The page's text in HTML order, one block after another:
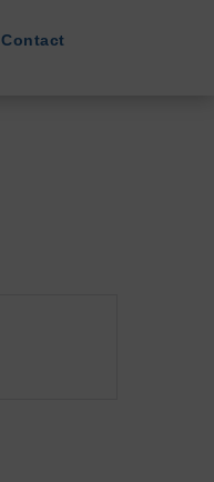
Contact